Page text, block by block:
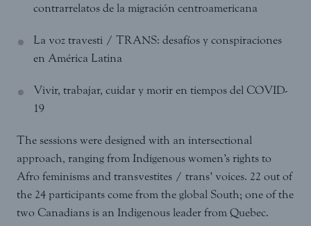
contrarrelatos de la migración centroamericana
La voz travesti / TRANS: desafíos y conspiraciones
en América Latina
Vivir, trabajar, cuidar y morir en tiempos del COVID-
19
The sessions were designed with an intersectional
approach, ranging from Indigenous women’s rights to
Afro feminisms and transvestites / trans’ voices. 22 out of
the 24 participants come from the global South; one of the
two Canadians is an Indigenous leader from Quebec.